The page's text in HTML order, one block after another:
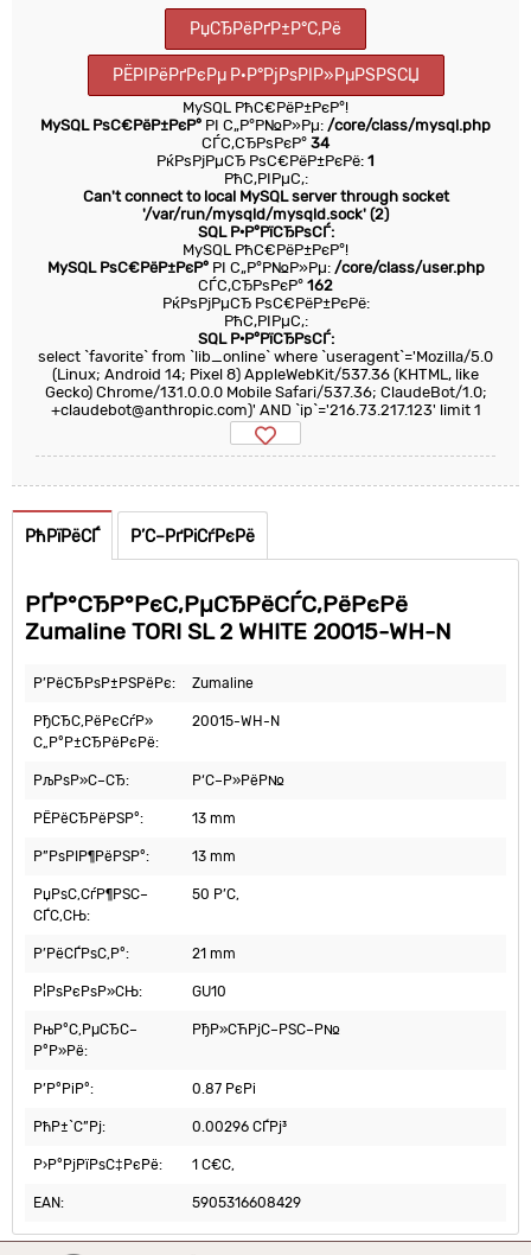
РџСЂРёРґР±Р°С‚Рё
РЁРІРёРґРєРµ Р·Р°РјРѕРІР»РµРЅРЅСЏ
MySQL РћС€РёР±РєР°!
MySQL РѕС€РёР±РєР° РІ С„Р°Р№Р»Рµ: /core/class/mysql.php
СЃС‚СЂРѕРєР° 34
РќРѕРјРµСЂ РѕС€РёР±РєРё: 1
РћС‚РІРµС‚:
Can't connect to local MySQL server through socket
'/var/run/mysqld/mysqld.sock' (2)
SQL Р·Р°РїСЂРѕСЃ:
MySQL РћС€РёР±РєР°!
MySQL РѕС€РёР±РєР°РІ С„Р°Р№Р»Рµ: /core/class/user.php
СЃС‚СЂРѕРєР° 162
РќРѕРјРµСЂ РѕС€РёР±РєРё:
РћС‚РІРµС‚:
SQL Р·Р°РїСЂРѕСЃ:
select `favorite` from `lib_online` where `useragent`='Mozilla/5.0
(Linux; Android 14; Pixel 8) AppleWebKit/537.36 (KHTML, like
Gecko) Chrome/131.0.0.0 Mobile Safari/537.36; ClaudeBot/1.0;
+claudebot@anthropic.com)' AND `ip`='216.73.217.123' limit 1
РћРїРёСЃ Р’С–РґРіСѓРєРё
РҐР°СЂР°РєС‚РµСЂРёСЃС‚РёРєРё
Zumaline TORI SL 2 WHITE 20015-WH-N
Р’РёСЂРѕР±РЅРёРє: Zumaline
РђСЂС‚РёРєСѓР»
С„Р°Р±СЂРёРєРё:
20015-WH-N
РљРѕР»С–СЂ: Р‘С–Р»РёР№
РЁРёСЂРёРЅР°: 13 mm
Р”РѕРІР¶РёРЅР°: 13 mm
РџРѕС‚СѓР¶РЅС–
СЃС‚СЊ:
50 Р’С‚
Р’РёСЃРѕС‚Р°: 21 mm
Р¦РѕРєРѕР»СЊ: GU10
РњР°С‚РµСЂС–
Р°Р»Рё:
РђР»СЋРјС–РЅС–Р№
Р’Р°РіР°: 0.87 РєРі
РћР±`С”Рј: 0.00296 СЃРј³
Р›Р°РјРїРѕС‡РєРё: 1 С€С‚
EAN: 5905316608429